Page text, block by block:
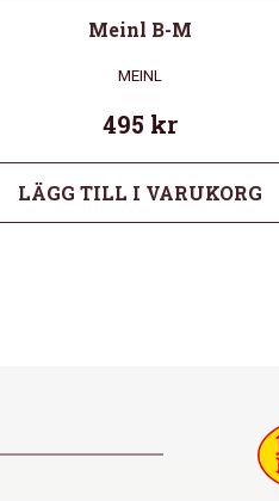
Meinl B-M
MEINL
495 kr
LÄGG TILL I VARUKORG